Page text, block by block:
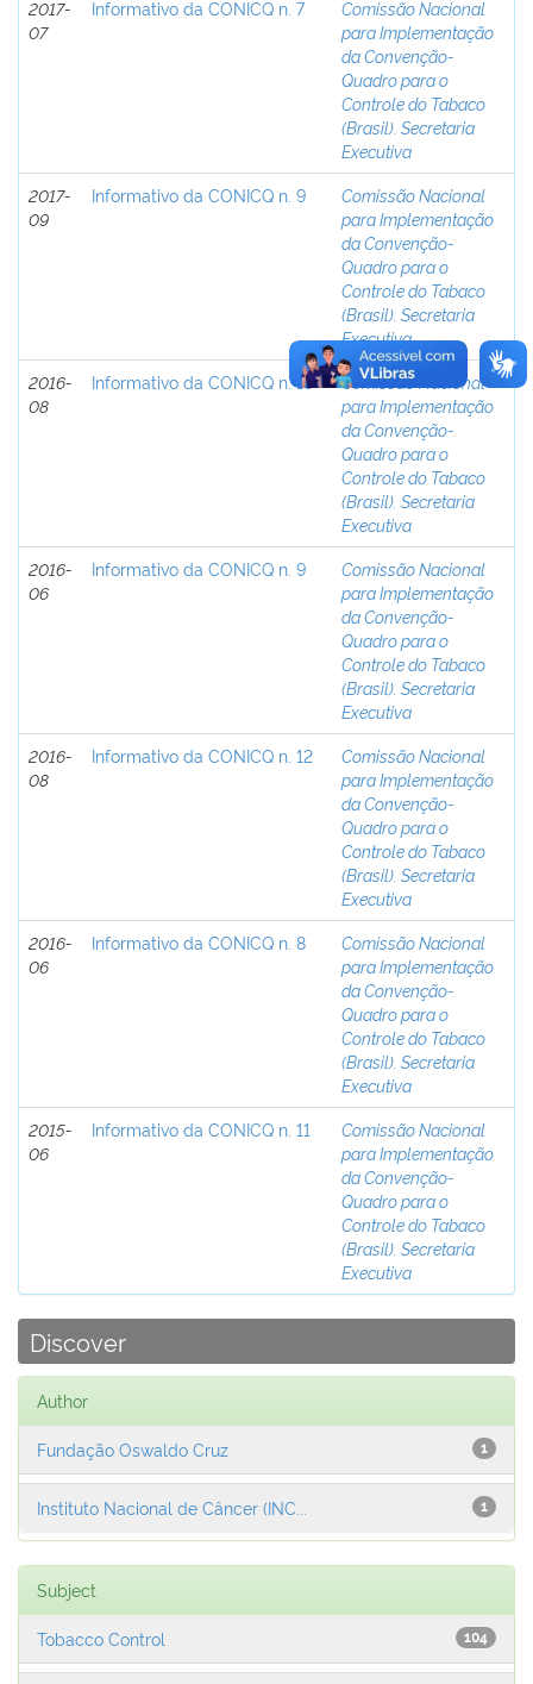
2017-
07
Informativo da CONICQ n. 7
Comissão Nacional
para Implementação
da Convenção-
Quadro para o
Controle do Tabaco
(Brasil). Secretaria
Executiva
2017-
09
Informativo da CONICQ n. 9
Comissão Nacional
para Implementação
da Convenção-
Quadro para o
Controle do Tabaco
(Brasil). Secretaria
Executiva
2016-
08
Informativo da CONICQ n. 13
Comissão Nacional
para Implementação
da Convenção-
Quadro para o
Controle do Tabaco
(Brasil). Secretaria
Executiva
2016-
06
Informativo da CONICQ n. 9
Comissão Nacional
para Implementação
da Convenção-
Quadro para o
Controle do Tabaco
(Brasil). Secretaria
Executiva
2016-
08
Informativo da CONICQ n. 12
Comissão Nacional
para Implementação
da Convenção-
Quadro para o
Controle do Tabaco
(Brasil). Secretaria
Executiva
2016-
06
Informativo da CONICQ n. 8
Comissão Nacional
para Implementação
da Convenção-
Quadro para o
Controle do Tabaco
(Brasil). Secretaria
Executiva
2015-
06
Informativo da CONICQ n. 11
Comissão Nacional
para Implementação
da Convenção-
Quadro para o
Controle do Tabaco
(Brasil). Secretaria
Executiva
Discover
Author
1
Fundação Oswaldo Cruz
1
Instituto Nacional de Câncer (INC...
Subject
104
Tobacco Control